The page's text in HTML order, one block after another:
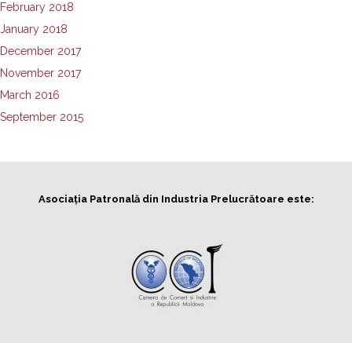
February 2018
January 2018
December 2017
November 2017
March 2016
September 2015
Asociația Patronală din Industria Prelucrătoare este: